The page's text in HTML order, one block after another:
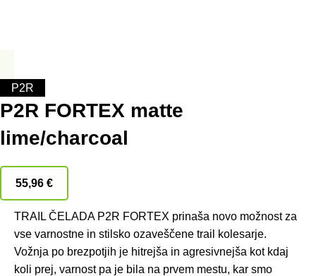
P2R
P2R FORTEX matte
lime/charcoal
55,96 €
TRAIL ČELADA P2R FORTEX prinaša novo možnost za
vse varnostne in stilsko ozaveščene trail kolesarje.
Vožnja po brezpotjih je hitrejša in agresivnejša kot kdaj
koli prej, varnost pa je bila na prvem mestu, kar smo